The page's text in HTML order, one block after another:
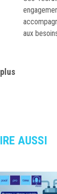
aux
AUSSI